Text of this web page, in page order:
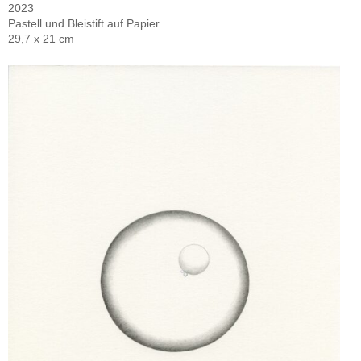
2023
Pastell und Bleistift auf Papier
29,7 x 21 cm